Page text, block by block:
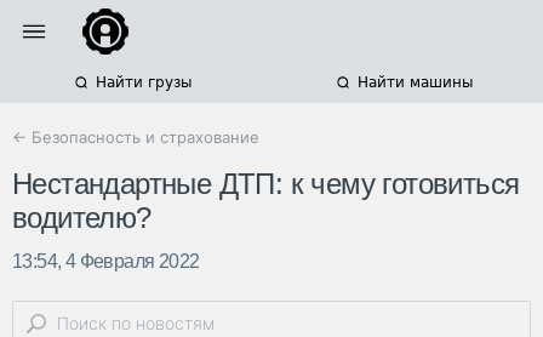
Найти грузы Найти машины
← Безопасность и страхование
Нестандартные ДТП: к чему готовиться
водителю?
13:54, 4 Февраля 2022